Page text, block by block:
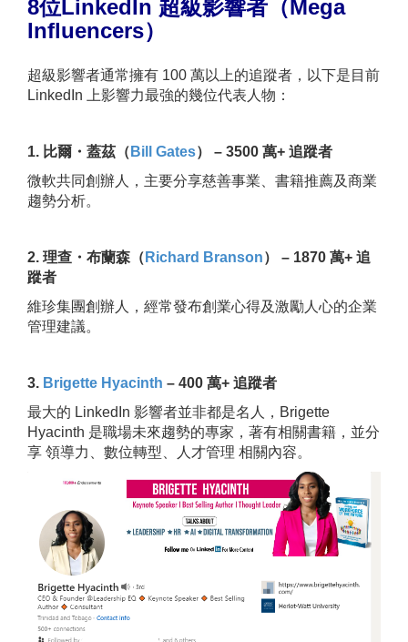
8位LinkedIn 超級影響者（Mega
Influencers）
超級影響者通常擁有 100 萬以上的追蹤者，以下是目前
LinkedIn 上影響力最強的幾位代表人物：
1. 比爾・蓋茲（ Bill Gates） – 3500 萬+ 追蹤者
微軟共同創辦人，主要分享慈善事業、書籍推薦及商業
趨勢分析。
2. 理查・布蘭森（ Richard Branson） – 1870 萬+ 追
蹤者
維珍集團創辦人，經常發布創業心得及激勵人心的企業
管理建議。
3. Brigette Hyacinth – 400 萬+ 追蹤者
最大的 LinkedIn 影響者並非都是名人，Brigette
Hyacinth 是職場未來趨勢的專家，著有相關書籍，並分
享 領導力、數位轉型、人才管理 相關內容。